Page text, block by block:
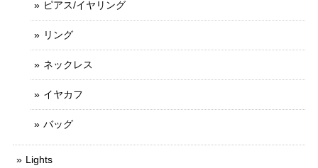
ピアス/イヤリング
リング
ネックレス
イヤカフ
バッグ
Lights